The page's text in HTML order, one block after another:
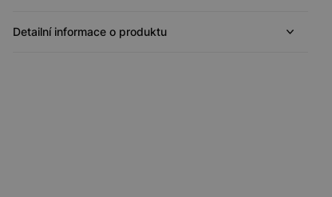
Detailní informace o produktu